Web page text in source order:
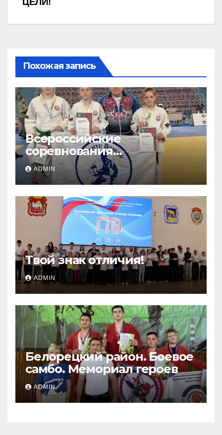
Похожая запись
Всероссийские
соревнования
«ЛОКОДЗЮДО»!
ADMIN
Твой знак отличия!
ADMIN
Белорецкий район. Боевое
самбо. Мемориал героев
ADMIN